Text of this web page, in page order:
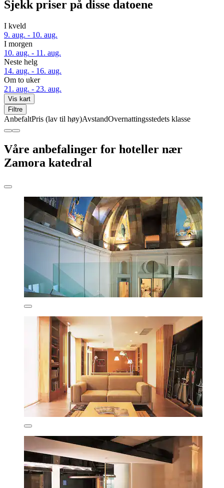
Sjekk priser på disse datoene
I kveld
9. aug. - 10. aug.
I morgen
10. aug. - 11. aug.
Neste helg
14. aug. - 16. aug.
Om to uker
21. aug. - 23. aug.
Vis kart
Filtre
AnbefaltPris (lav til høy)AvstandOvernattingsstedets klasse
Våre anbefalinger for hoteller nær
Zamora katedral